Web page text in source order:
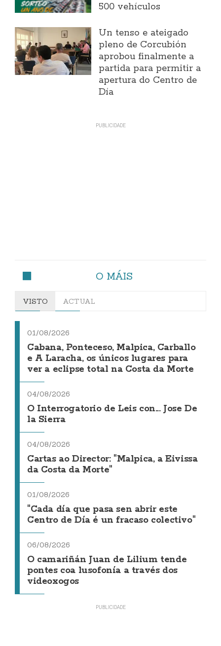
500 vehículos
Un tenso e ateigado
pleno de Corcubión
aprobou finalmente a
partida para permitir a
apertura do Centro de
Día
O MÁIS
VISTO ACTUAL
01/08/2026
Cabana, Ponteceso, Malpica, Carballo
e A Laracha, os únicos lugares para
ver a eclipse total na Costa da Morte
04/08/2026
O Interrogatorio de Leis con... Jose De
la Sierra
04/08/2026
Cartas ao Director: "Malpica, a Eivissa
da Costa da Morte"
01/08/2026
"Cada día que pasa sen abrir este
Centro de Día é un fracaso colectivo"
06/08/2026
O camariñán Juan de Lilium tende
pontes coa lusofonía a través dos
videoxogos